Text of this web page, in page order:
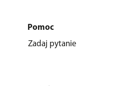
Pomoc
Zadaj pytanie